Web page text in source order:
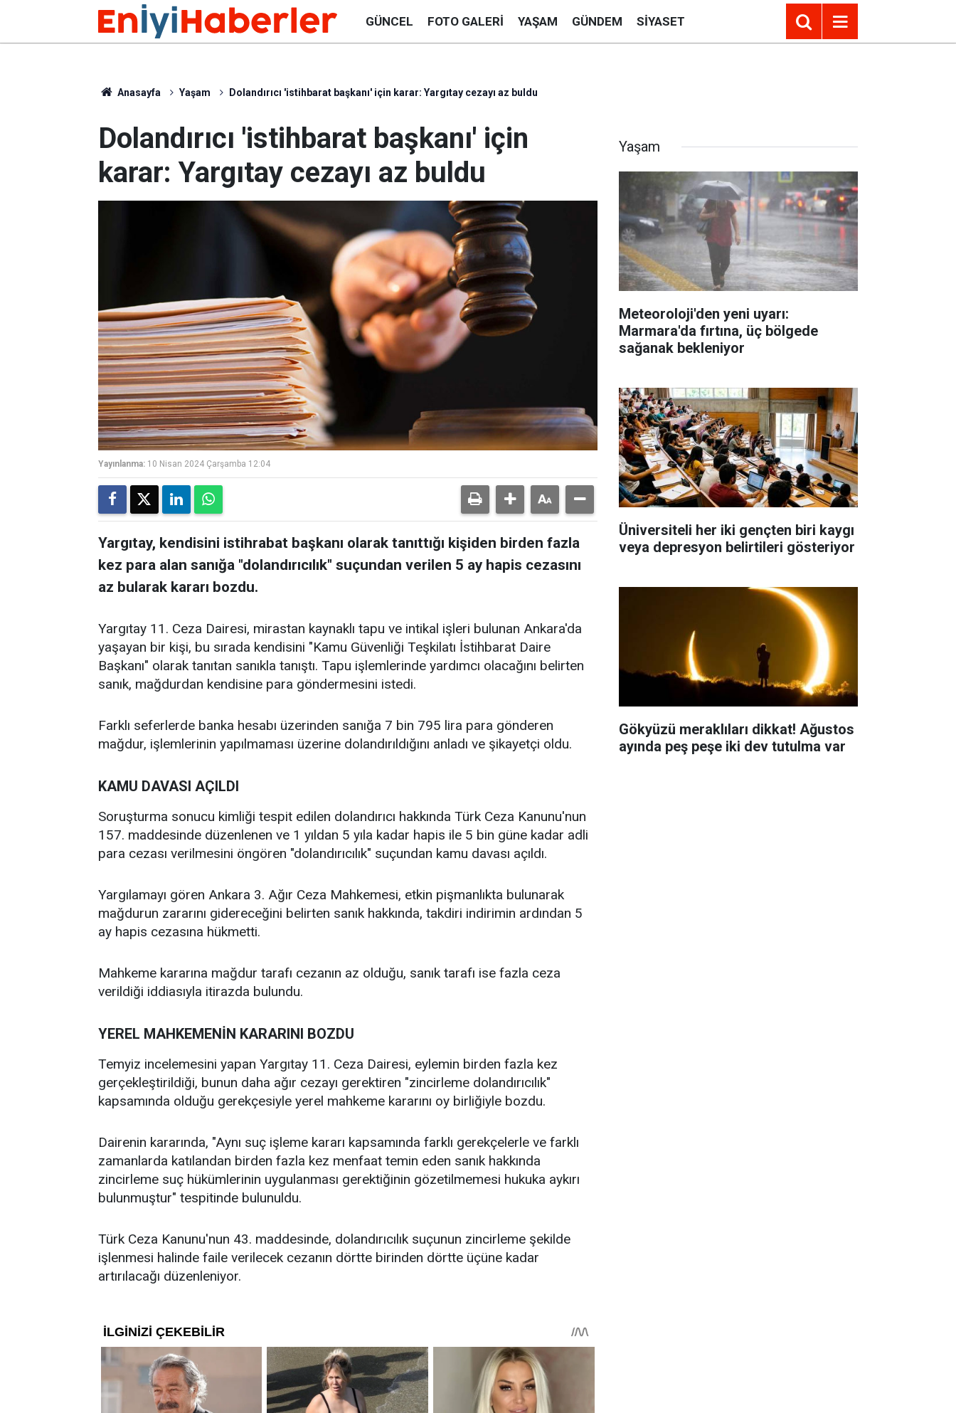
GÜNCEL FOTO GALERI YAŞAM GÜNDEM SIYASET
Anasayfa Yaşam Dolandırıcı 'istihbarat başkanı' için karar: Yargıtay cezayı az buldu
Dolandırıcı 'istihbarat başkanı' için
karar: Yargıtay cezayı az buldu
Yayınlanma: 10 Nisan 2024 Çarşamba 12:04
Yargıtay, kendisini istihrabat başkanı olarak tanıttığı kişiden birden fazla
kez para alan sanığa "dolandırıcılık" suçundan verilen 5 ay hapis cezasını
az bularak kararı bozdu.
Yargıtay 11. Ceza Dairesi, mirastan kaynaklı tapu ve intikal işleri bulunan Ankara'da
yaşayan bir kişi, bu sırada kendisini "Kamu Güvenliği Teşkilatı İstihbarat Daire
Başkanı" olarak tanıtan sanıkla tanıştı. Tapu işlemlerinde yardımcı olacağını belirten
sanık, mağdurdan kendisine para göndermesini istedi.
Farklı seferlerde banka hesabı üzerinden sanığa 7 bin 795 lira para gönderen
mağdur, işlemlerinin yapılmaması üzerine dolandırıldığını anladı ve şikayetçi oldu.
KAMU DAVASI AÇILDI
Soruşturma sonucu kimliği tespit edilen dolandırıcı hakkında Türk Ceza Kanunu'nun
157. maddesinde düzenlenen ve 1 yıldan 5 yıla kadar hapis ile 5 bin güne kadar adli
para cezası verilmesini öngören "dolandırıcılık" suçundan kamu davası açıldı.
Yargılamayı gören Ankara 3. Ağır Ceza Mahkemesi, etkin pişmanlıkta bulunarak
mağdurun zararını gidereceğini belirten sanık hakkında, takdiri indirimin ardından 5
ay hapis cezasına hükmetti.
Mahkeme kararına mağdur tarafı cezanın az olduğu, sanık tarafı ise fazla ceza
verildiği iddiasıyla itirazda bulundu.
YEREL MAHKEMENİN KARARINI BOZDU
Temyiz incelemesini yapan Yargıtay 11. Ceza Dairesi, eylemin birden fazla kez
gerçekleştirildiği, bunun daha ağır cezayı gerektiren "zincirleme dolandırıcılık"
kapsamında olduğu gerekçesiyle yerel mahkeme kararını oy birliğiyle bozdu.
Dairenin kararında, "Aynı suç işleme kararı kapsamında farklı gerekçelerle ve farklı
zamanlarda katılandan birden fazla kez menfaat temin eden sanık hakkında
zincirleme suç hükümlerinin uygulanması gerektiğinin gözetilmemesi hukuka aykırı
bulunmuştur" tespitinde bulunuldu.
Türk Ceza Kanunu'nun 43. maddesinde, dolandırıcılık suçunun zincirleme şekilde
işlenmesi halinde faile verilecek cezanın dörtte birinden dörtte üçüne kadar
artırılacağı düzenleniyor.
Yaşam
Meteoroloji'den yeni uyarı:
Marmara'da fırtına, üç bölgede
sağanak bekleniyor
Üniversiteli her iki gençten biri kaygı
veya depresyon belirtileri gösteriyor
Gökyüzü meraklıları dikkat! Ağustos
ayında peş peşe iki dev tutulma var